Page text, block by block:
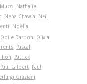
Muzo
Nathalie
Neha Chawla
Neil
Noëlla
Odile Darbon
Olivia
Pascal
Patrick
Paul Gilbert Paul
Graziani